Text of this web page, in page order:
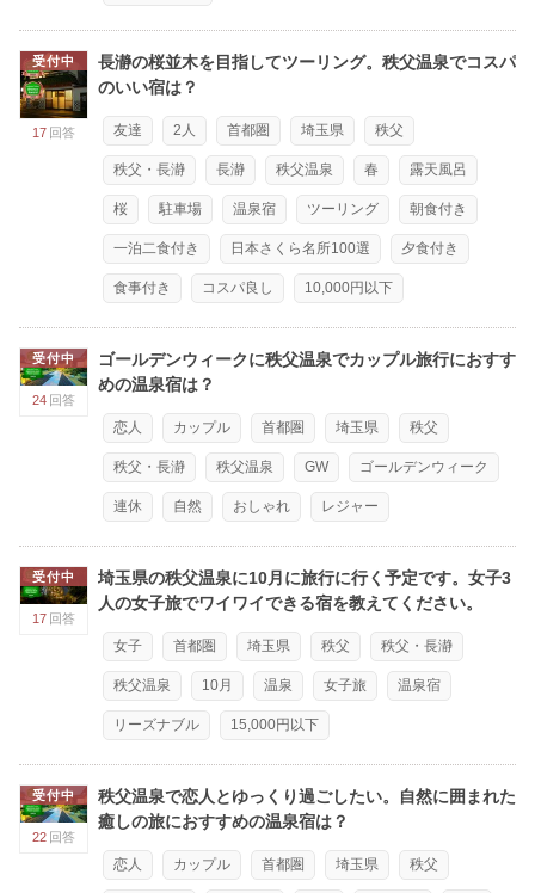
受付中
17 回答
長瀞の桜並木を目指してツーリング。秩父温泉でコスパ
のいい宿は？
友達 2人 首都圏 埼玉県 秩父
秩父・長瀞 長瀞 秩父温泉 春 露天風呂
桜 駐車場 温泉宿 ツーリング 朝食付き
一泊二食付き 日本さくら名所100選 夕食付き
食事付き コスパ良し 10,000円以下
受付中
24 回答
ゴールデンウィークに秩父温泉でカップル旅行におすす
めの温泉宿は？
恋人 カップル 首都圏 埼玉県 秩父
秩父・長瀞 秩父温泉 GW ゴールデンウィーク
連休 自然 おしゃれ レジャー
受付中
17 回答
埼玉県の秩父温泉に10月に旅行に行く予定です。女子3
人の女子旅でワイワイできる宿を教えてください。
女子 首都圏 埼玉県 秩父 秩父・長瀞
秩父温泉 10月 温泉 女子旅 温泉宿
リーズナブル 15,000円以下
受付中
22 回答
秩父温泉で恋人とゆっくり過ごしたい。自然に囲まれた
癒しの旅におすすめの温泉宿は？
恋人 カップル 首都圏 埼玉県 秩父